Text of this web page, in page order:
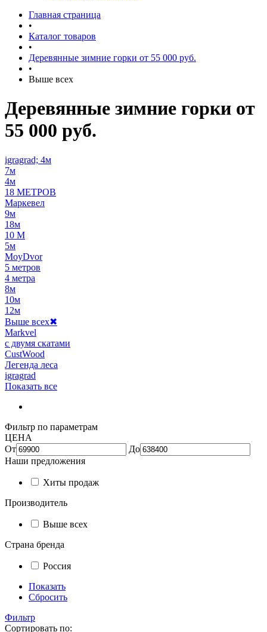
Главная страница
•
Каталог товаров
•
Деревянные зимние горки от 55 000 руб.
•
Выше всех
Деревянные зимние горки от
55 000 руб.
igragrad; 4м
7м
4м
18 МЕТРОВ
Маркевел
9м
18м
10 М
5м
MoyDvor
5 метров
4 метра
8м
10м
12м
Выше всех✖
Markvel
с двумя скатами
CustWood
Легенда леса
igragrad
Показать все
Фильтр по параметрам
ЦЕНА
От
До
Наши предложения
Хиты продаж
Производитель
Выше всех
Страна бренда
Россия
Показать
Сбросить
Фильтр
Сортировать по: